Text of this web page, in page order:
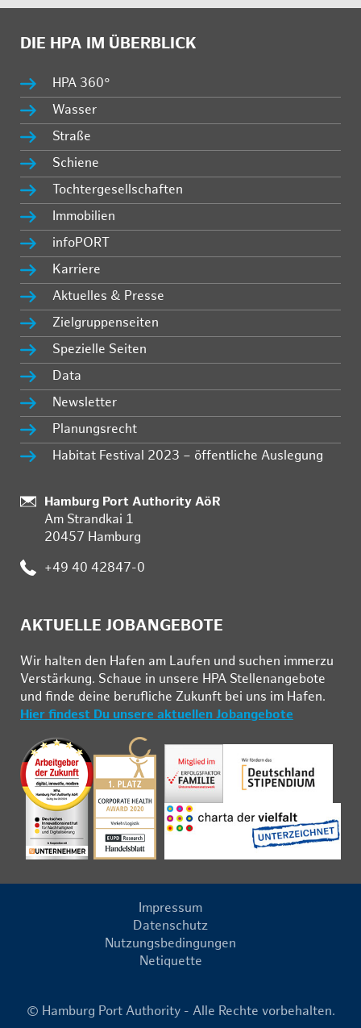
DIE HPA IM ÜBERBLICK
HPA 360°
Wasser
Straße
Schiene
Tochtergesellschaften
Immobilien
infoPORT
Karriere
Aktuelles & Presse
Zielgruppenseiten
Spezielle Seiten
Data
Newsletter
Planungsrecht
Habitat Festival 2023 – öffentliche Auslegung
:
Hamburg Port Authority AöR
Am Strandkai 1
20457 Hamburg
: +49 40 42847-0
AKTUELLE JOBANGEBOTE
Wir hal­ten den Ha­fen am Lau­fen und su­chen im­mer­zu
Ver­stär­kung. Schau­e in un­se­re HPA Stel­len­an­ge­bo­te
und fin­de deine be­ruf­li­che Zu­kunft bei uns im Ha­fen.
Hier findest Du unsere aktuellen Jobangebote
Impressum
Datenschutz
Nutzungsbedingungen
Netiquette
© Hamburg Port Authority - Alle Rechte vorbehalten.